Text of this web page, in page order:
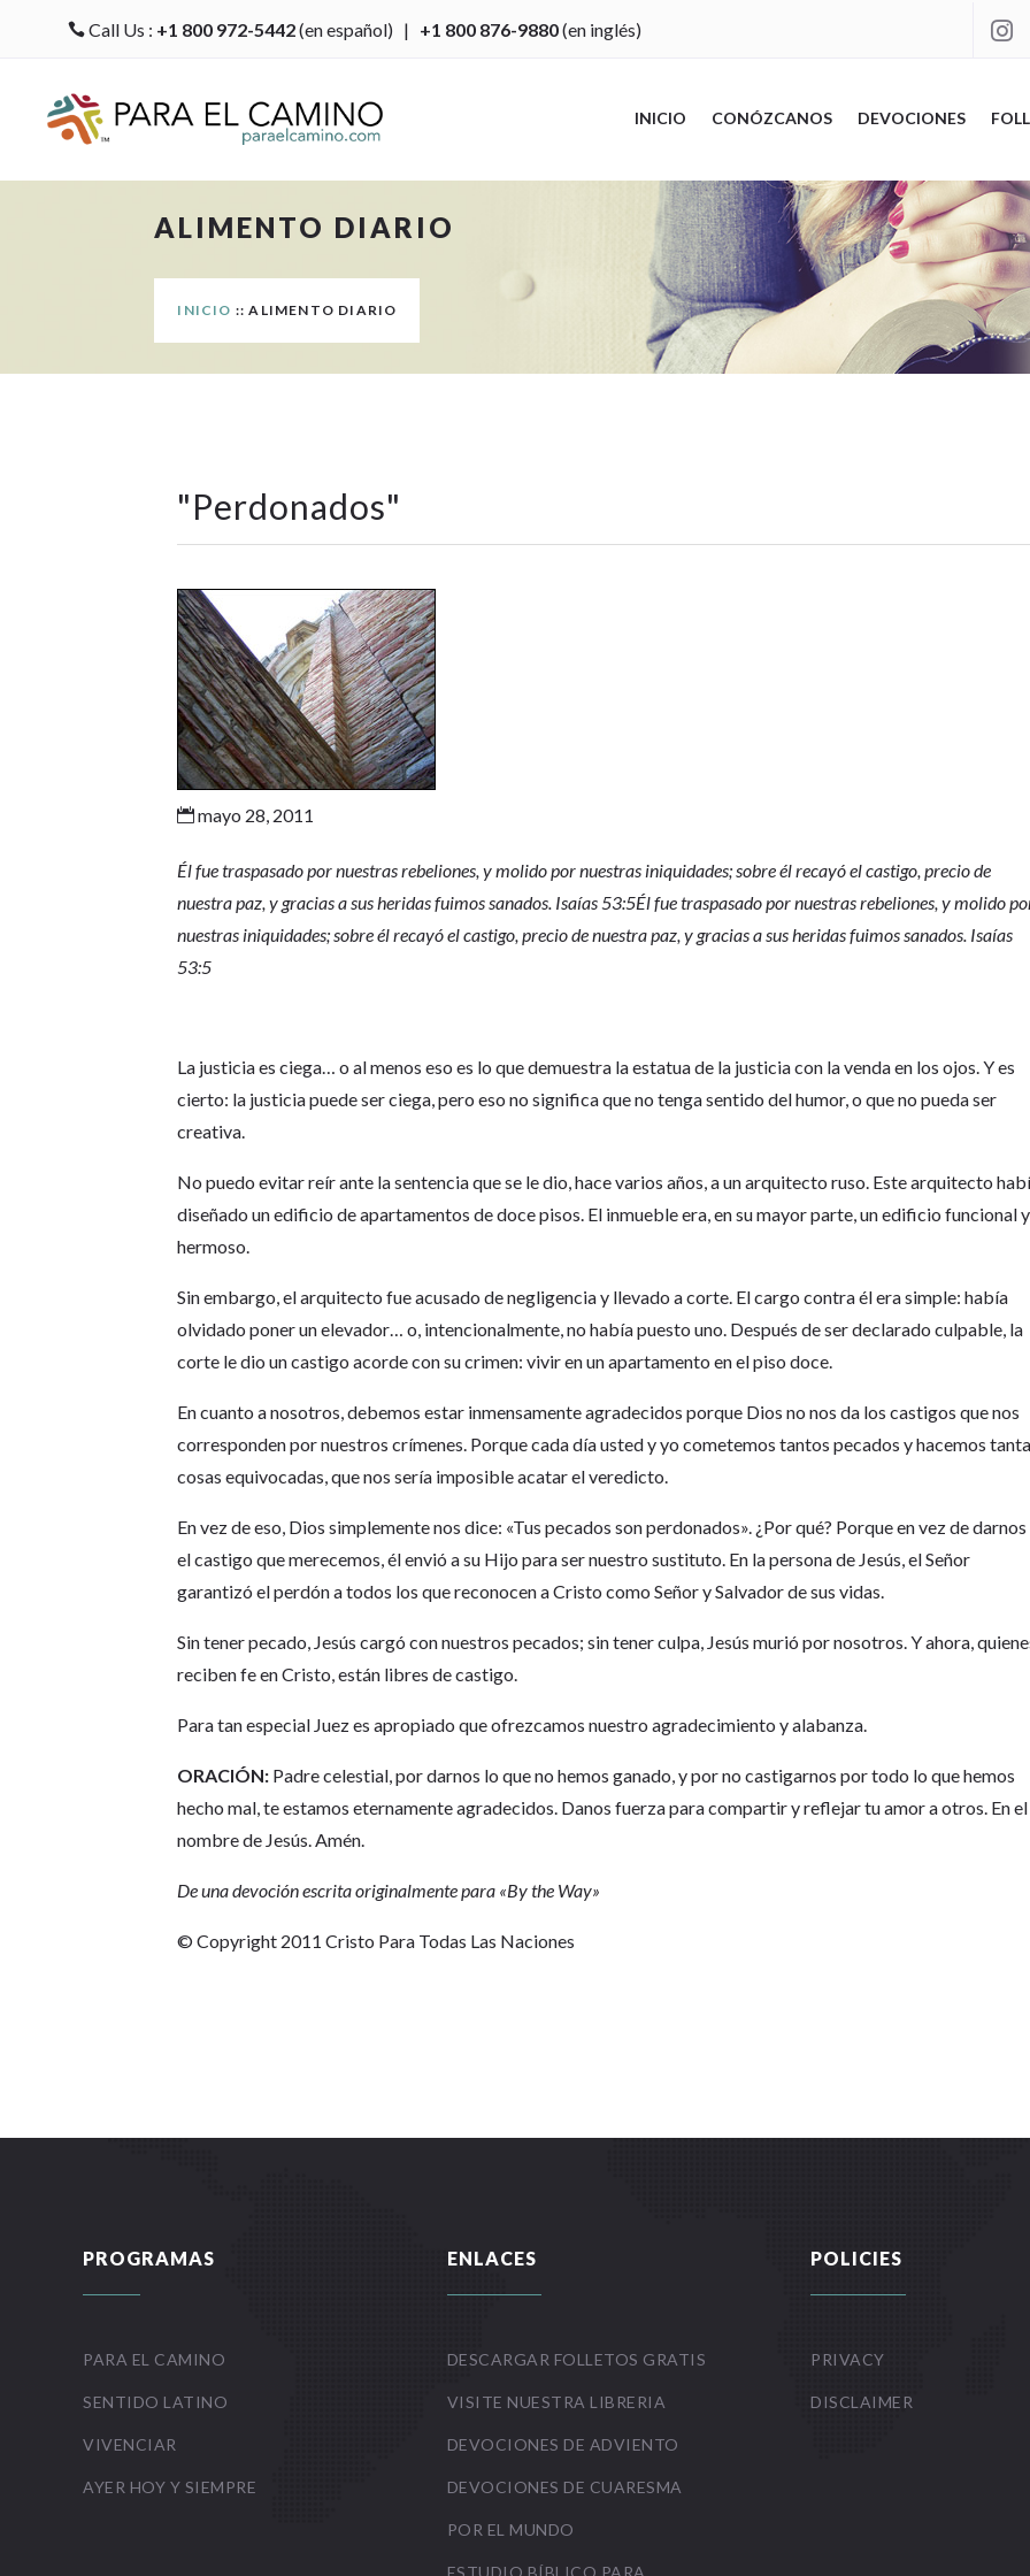
Call Us : +1 800 972-5442(en español) | +1 800 876-9880(en inglés) 
INICIO CONÓZCANOS DEVOCIONES
ALIMENTO DIARIO
INICIO :: ALIMENTO DIARIO
"Perdonados"
 mayo 28, 2011
Él fue traspasado por nuestras rebeliones, y molido por nuestras iniquidades; sobre él recayó el castigo, precio de
nuestra paz, y gracias a sus heridas fuimos sanados. Isaías 53:5Él fue traspasado por nuestras rebeliones, y molido
nuestras iniquidades; sobre él recayó el castigo, precio de nuestra paz, y gracias a sus heridas fuimos sanados. Isaías
53:5
La justicia es ciega… o al menos eso es lo que demuestra la estatua de la justicia con la venda en los ojos. Y es
cierto: la justicia puede ser ciega, pero eso no significa que no tenga sentido del humor, o que no pueda ser
creativa.
No puedo evitar reír ante la sentencia que se le dio, hace varios años, a un arquitecto ruso. Este arquitecto
diseñado un edificio de apartamentos de doce pisos. El inmueble era, en su mayor parte, un edificio funcional y
hermoso.
Sin embargo, el arquitecto fue acusado de negligencia y llevado a corte. El cargo contra él era simple: había
olvidado poner un elevador… o, intencionalmente, no había puesto uno. Después de ser declarado culpable, la
corte le dio un castigo acorde con su crimen: vivir en un apartamento en el piso doce.
En cuanto a nosotros, debemos estar inmensamente agradecidos porque Dios no nos da los castigos que nos
corresponden por nuestros crímenes. Porque cada día usted y yo cometemos tantos pecados y hacemos
cosas equivocadas, que nos sería imposible acatar el veredicto.
En vez de eso, Dios simplemente nos dice: «Tus pecados son perdonados». ¿Por qué? Porque en vez de darnos
el castigo que merecemos, él envió a su Hijo para ser nuestro sustituto. En la persona de Jesús, el Señor
garantizó el perdón a todos los que reconocen a Cristo como Señor y Salvador de sus vidas.
Sin tener pecado, Jesús cargó con nuestros pecados; sin tener culpa, Jesús murió por nosotros. Y ahora,
reciben fe en Cristo, están libres de castigo.
Para tan especial Juez es apropiado que ofrezcamos nuestro agradecimiento y alabanza.
ORACIÓN: Padre celestial, por darnos lo que no hemos ganado, y por no castigarnos por todo lo que hemos
hecho mal, te estamos eternamente agradecidos. Danos fuerza para compartir y reflejar tu amor a otros. En el
nombre de Jesús. Amén.
De una devoción escrita originalmente para «By the Way»
© Copyright 2011 Cristo Para Todas Las Naciones
PROGRAMAS
PARA EL CAMINO
SENTIDO LATINO
VIVENCIAR
AYER HOY Y SIEMPRE
ENLACES
DESCARGAR FOLLETOS GRATIS
VISITE NUESTRA LIBRERIA
DEVOCIONES DE ADVIENTO
DEVOCIONES DE CUARESMA
POR EL MUNDO
ESTUDIO BÍBLICO PARA
POLICIES
PRIVACY
DISCLAIMER